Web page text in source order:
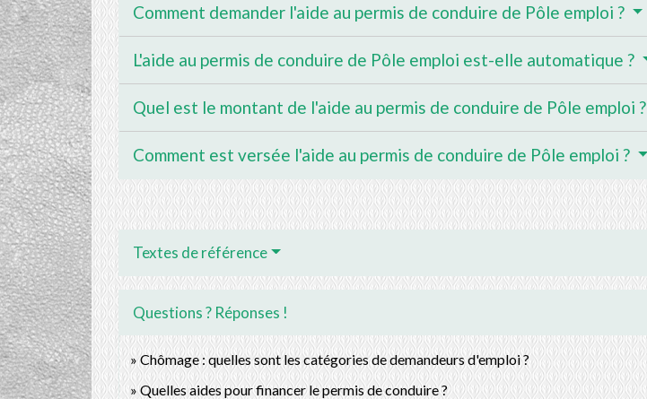
Comment demander l'aide au permis de conduire de Pôle emploi ?
L'aide au permis de conduire de Pôle emploi est-elle automatique ?
Quel est le montant de l'aide au permis de conduire de Pôle emploi ?
Comment est versée l'aide au permis de conduire de Pôle emploi ?
Textes de référence
Questions ? Réponses !
Chômage : quelles sont les catégories de demandeurs d'emploi ?
Quelles aides pour financer le permis de conduire ?